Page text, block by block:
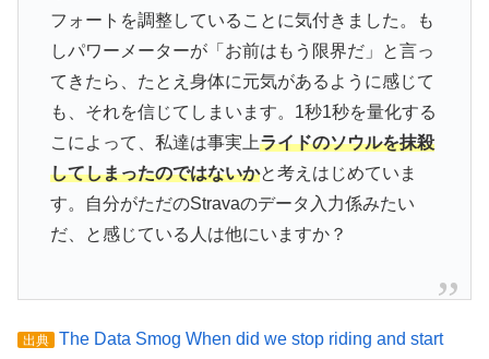
フォートを調整していることに気付きました。も
しパワーメーターが「お前はもう限界だ」と言っ
てきたら、たとえ身体に元気があるように感じて
も、それを信じてしまいます。1秒1秒を量化する
こによって、私達は事実上ライドのソウルを抹殺
してしまったのではないかと考えはじめていま
す。自分がただのStravaのデータ入力係みたい
だ、と感じている人は他にいますか？
出典
The Data Smog When did we stop riding and start